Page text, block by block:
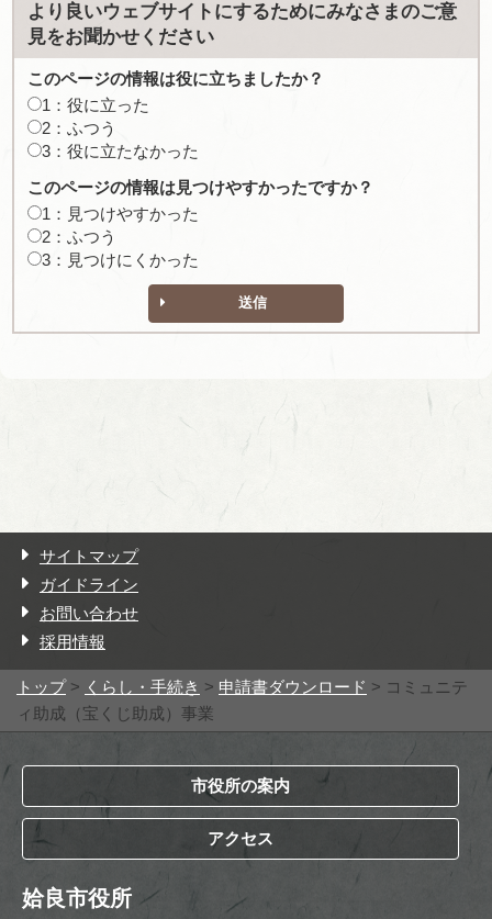
より良いウェブサイトにするためにみなさまのご意
見をお聞かせください
このページの情報は役に立ちましたか？
1：役に立った
2：ふつう
3：役に立たなかった
このページの情報は見つけやすかったですか？
1：見つけやすかった
2：ふつう
3：見つけにくかった
送信
サイトマップ
ガイドライン
お問い合わせ
採用情報
トップ> くらし・手続き > 申請書ダウンロード > コミュニテ
ィ助成（宝くじ助成）事業
市役所の案内
アクセス
姶良市役所